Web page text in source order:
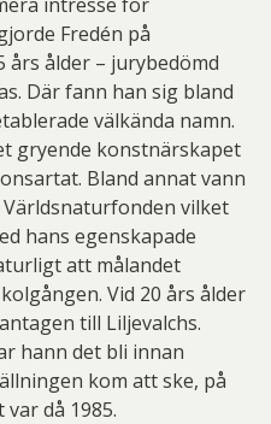
Fredén på
års ålder – jurybedömd
Där fann han sig bland
välkända namn.
gryende konstnärskapet
Bland annat vann
vilket
hans egenskapade
att målandet
Vid 20 års ålder
till Liljevalchs.
hann det bli innan
kom att ske, på
då 1985.